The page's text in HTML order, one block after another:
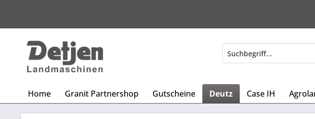
Home Granit Partnershop Gutscheine Deutz Case IH